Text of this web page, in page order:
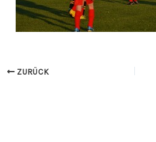
ZURÜCK